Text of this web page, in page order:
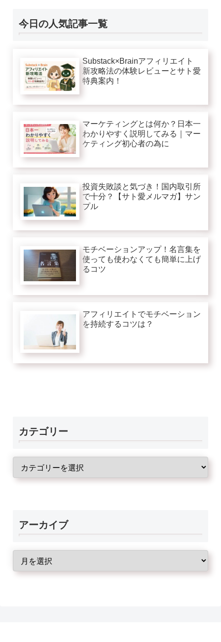
今日の人気記事一覧
Substack×Brainアフィリエイト
新攻略法の体験レビューとサト愛
特典案内！
マーケティングとは何か？日本一
わかりやすく説明してみる｜マー
ケティング初心者の為に
投資失敗談と気づき！国内取引所
で十分？【サト愛メルマガ】サン
プル
モチベーションアップ！名言集を
使っても使わなくても簡単に上げ
るコツ
アフィリエイトでモチベーション
を持続するコツは？
カテゴリー
アーカイブ